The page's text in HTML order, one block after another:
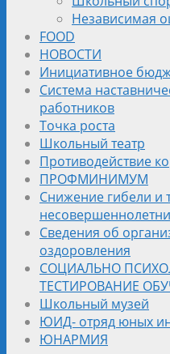
Независимая
FOOD
НОВОСТИ
Инициативное
Система
работников
Точка роста
Школьный театр
Противодействие
ПРОФМИНИМУМ
Снижение гибели и
Сведения об
оздоровления
СОЦИАЛЬНО
ТЕСТИРОВАНИЕ
Школьный музей
ЮИД- отряд юных
ЮНАРМИЯ